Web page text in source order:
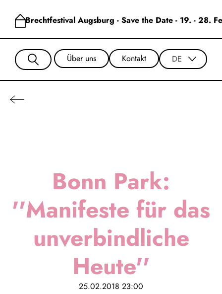
Brechtfestival Augsburg - Save the Date - 19. - 28.
Über uns Kontakt DE
Bonn Park:
''Manifeste für das
unverbindliche
Heute''
25.02.2018 23:00